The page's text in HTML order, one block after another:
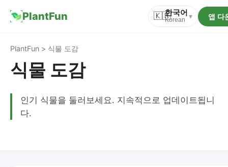
PlantFun 🇰🇷한국어
Korean ▾ 앱 다
PlantFun > 식물 도감
식물 도감
인기 식물을 둘러보세요. 지속적으로 업데이트됩니
다.